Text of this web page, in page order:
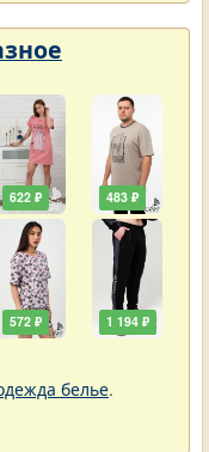
622 ₽
572 ₽
483 ₽
1 194 ₽
белье.